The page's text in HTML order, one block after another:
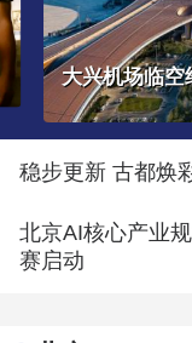
稳步更新 古都焕
北京AI核心产业
赛启动